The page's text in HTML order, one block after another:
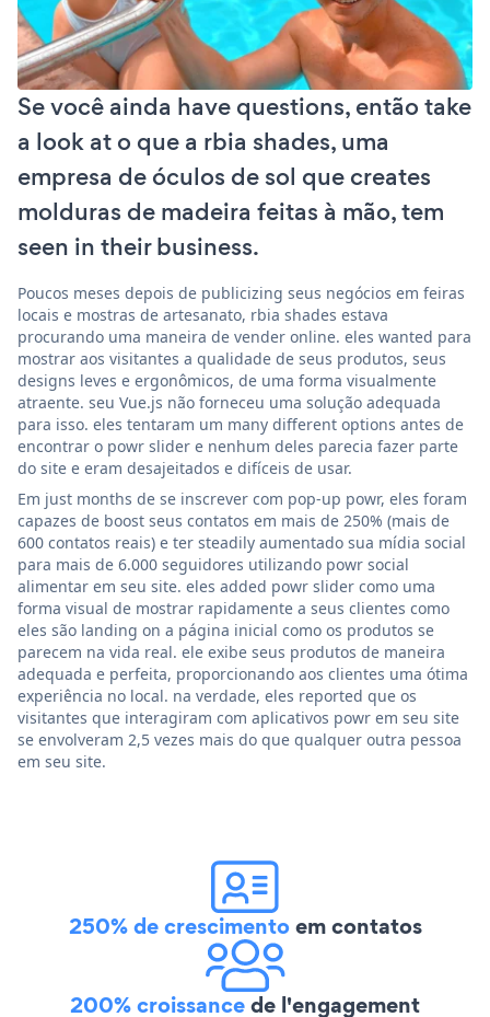
Se você ainda have questions, então take
a look at o que a rbia shades, uma
empresa de óculos de sol que creates
molduras de madeira feitas à mão, tem
seen in their business.
Poucos meses depois de publicizing seus negócios em feiras
locais e mostras de artesanato, rbia shades estava
procurando uma maneira de vender online. eles wanted para
mostrar aos visitantes a qualidade de seus produtos, seus
designs leves e ergonômicos, de uma forma visualmente
atraente. seu Vue.js não forneceu uma solução adequada
para isso. eles tentaram um many different options antes de
encontrar o powr slider e nenhum deles parecia fazer parte
do site e eram desajeitados e difíceis de usar.
Em just months de se inscrever com pop-up powr, eles foram
capazes de boost seus contatos em mais de 250% (mais de
600 contatos reais) e ter steadily aumentado sua mídia social
para mais de 6.000 seguidores utilizando powr social
alimentar em seu site. eles added powr slider como uma
forma visual de mostrar rapidamente a seus clientes como
eles são landing on a página inicial como os produtos se
parecem na vida real. ele exibe seus produtos de maneira
adequada e perfeita, proporcionando aos clientes uma ótima
experiência no local. na verdade, eles reported que os
visitantes que interagiram com aplicativos powr em seu site
se envolveram 2,5 vezes mais do que qualquer outra pessoa
em seu site.
250% de crescimentoem contatos
200% croissancede l'engagement